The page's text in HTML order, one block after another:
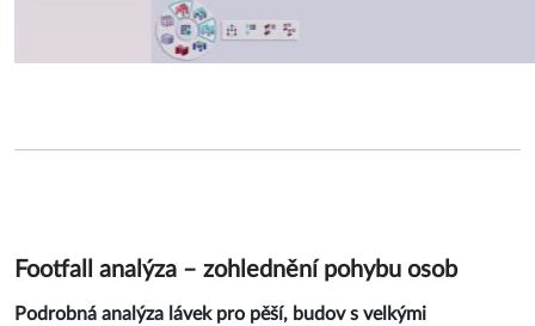
Footfall analýza – zohlednění pohybu osob
Podrobná analýza lávek pro pěší, budov s velkými